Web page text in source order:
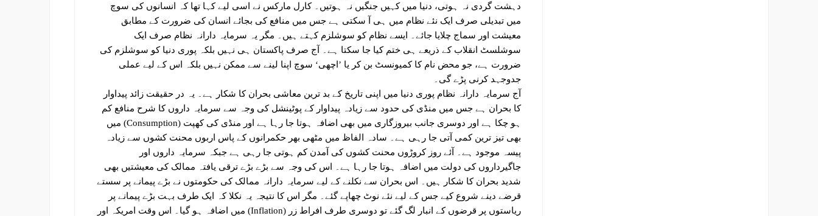
دہشت گردی نہ ہوتی، دنیا میں کہیں جنگیں نہ ہوتیں۔ کارل مارکس نے اسی لیے کہا تھا کہ انسانوں کی سوچ
میں تبدیلی صرف ایک نئے نظام میں ہی آ سکتی ہے جس میں منافع کی بجائے انسان کی ضرورت کے مطابق
معیشت اور سماج چلایا جائے۔ ایسے نظام کو سوشلزم کہتے ہیں۔ مگر یہ سرمایہ دارانہ نظام صرف ایک
سوشلسٹ انقلاب کے ذریعے ہی ختم کیا جا سکتا ہے۔ آج صرف پاکستان ہی نہیں بلکہ پوری دنیا کو سوشلزم کی
ضرورت ہے، جو محض نام کا کمیونسٹ بن کر یا ’اچھی‘ سوچ اپنا لینے سے ممکن نہیں بلکہ اس کے لیے عملی
جدوجہد کرنی پڑے گی۔
آج سرمایہ دارانہ نظام پوری دنیا میں اپنی تاریخ کے بد ترین معاشی بحران کا شکار ہے۔ یہ در حقیقت زائد پیداوار
کا بحران ہے جس میں منڈی کی حدود سے زیادہ پیداوار کے پوٹینشل کی وجہ سے سرمایہ داروں کا شرح منافع کم
ہو چکا ہے اور دوسری جانب بیروزگاری میں بھی اضافہ ہوتا جا رہا ہے اور منڈی کی کھپت (Consumption) میں
بھی تیز ترین کمی آتی جا رہی ہے۔ سادہ الفاظ میں مٹھی بھر حکمرانوں کے پاس اربوں محنت کشوں سے زیادہ
پیسہ موجود ہے۔ آئے روز کروڑوں محنت کشوں کی آمدن کم ہوتی جا رہی ہے جبکہ سرمایہ داروں اور
جاگیرداروں کی دولت میں اضافہ ہوتا جا رہا ہے۔ اس کی وجہ سے بڑے بڑے ترقی یافتہ ممالک کی معیشتیں بھی
شدید بحران کا شکار ہیں۔ اس بحران سے نکلنے کے لیے سرمایہ دارانہ ممالک کی حکومتوں نے بڑے پیمانے پر سستے
قرضے دینے شروع کیے جس کے لیے نئے نوٹ چھاپے گئے۔ مگر اس کا نتیجہ یہ نکلا کہ ایک طرف بہت بڑے پیمانے پر
ریاستوں پر قرضوں کے انبار لگ گئے تو دوسری طرف افراط زر (Inflation) میں اضافہ ہو گیا۔ اس وقت امریکہ اور